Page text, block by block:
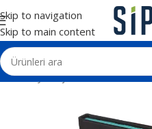
Skip to navigation
Skip to main content
Ana Sayfa Ajanda ve Defterler